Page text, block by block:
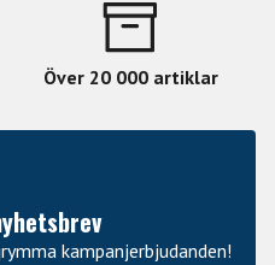
Över 20 000 artiklar
kampanjerbjudanden!